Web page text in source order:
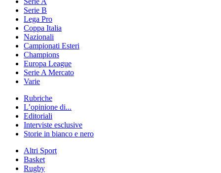
Serie B
Lega Pro
Coppa Italia
Nazionali
Campionati Esteri
Champions
Europa League
Serie A Mercato
Varie
Rubriche
L’opinione di...
Editoriali
Interviste esclusive
Storie in bianco e nero
Altri Sport
Basket
Rugby